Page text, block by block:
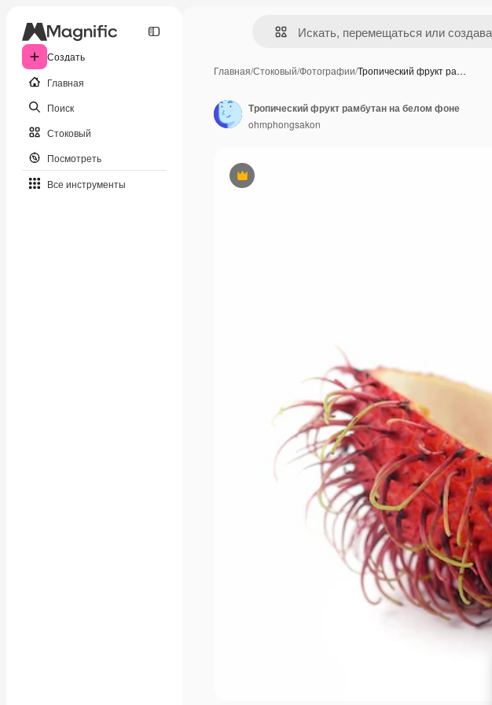
Создать
Главная
Поиск
Стоковый
Посмотреть
Все инструменты
Главная/Стоковый/Фотографии/Тропический фрукт ра…
Премиум
Тропический фрукт рамбутан на белом фоне
ohmphongsakon